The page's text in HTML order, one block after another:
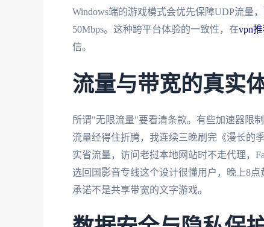
Windows端的游戏模式会优先保障UDP流量
50Mbps。这种跨平台体验的一致性，在vpn
信。
流量与带宽的真实
所谓"无限流量"要看清条款。有些加速器限制
流量经得住折腾，我连续三晚刷完《漫长的
实省流量，访问老挝本地网站时不走代理，
选回国影音专线这个设计很懂用户，晚上8
承诺不是共享带宽的文字游戏。